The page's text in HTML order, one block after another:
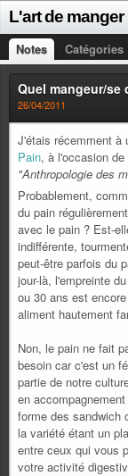
L'art de manger
Notes Catégories
Quel mangeur/se
26/04/2011
J'étais récemment à
Pain, à l'occasion
"Anthropologie des
Probablement,
du pain
avec le pain ? Est-
indifférente,
peut-être parfois du
jour-là, l'empreinte
ou 30 ans est
aliment hautement
Non, le pain ne fait
besoin car c'est un
partie de notre
en
forme des sandwich
la variété étant un
entre ceux qui vous
votre activité